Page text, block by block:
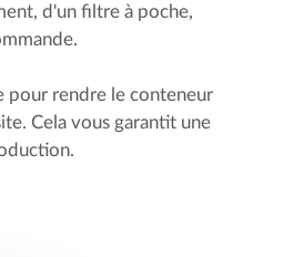
d'un filtre à poche,
pour rendre le conteneur
Cela vous garantit une